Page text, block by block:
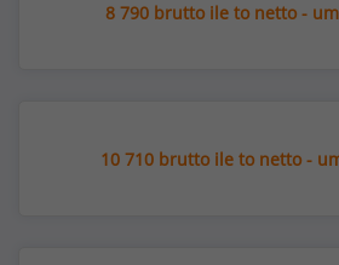
8 790 brutto ile to netto -
10 710 brutto ile to netto -